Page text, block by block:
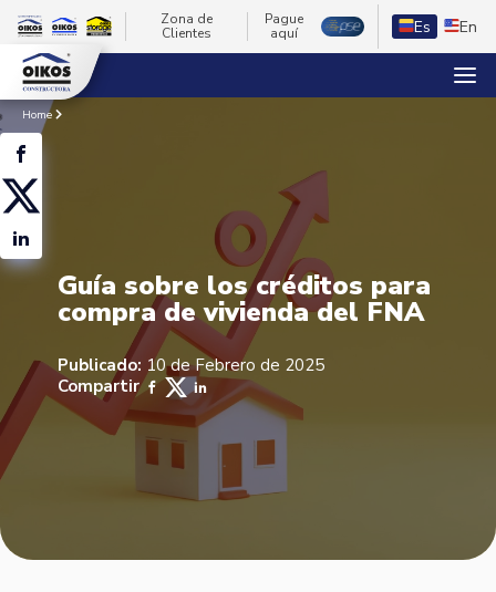
Zona de
Clientes
Pague
aquí
Es En
Home
Guía sobre los créditos para
compra de vivienda del FNA
Publicado: 10 de Febrero de 2025
Compartir